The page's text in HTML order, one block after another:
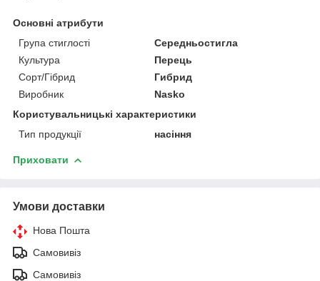
Основні атрибути
Група стиглості
Середньостигла
Культура
Перець
Сорт/Гібрид
Гибрид
Виробник
Nasko
Користувальницькі характеристики
Тип продукції
насіння
Приховати
Умови доставки
Нова Пошта
Самовивіз
Самовивіз